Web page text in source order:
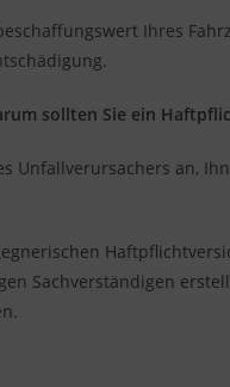
Ihres
sollten Sie ein
Unfallverursachers an,
Sachverständigen